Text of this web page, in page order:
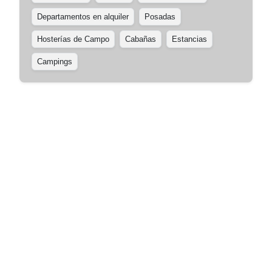
Departamentos en alquiler Posadas
Hosterías de Campo Cabañas Estancias
Campings